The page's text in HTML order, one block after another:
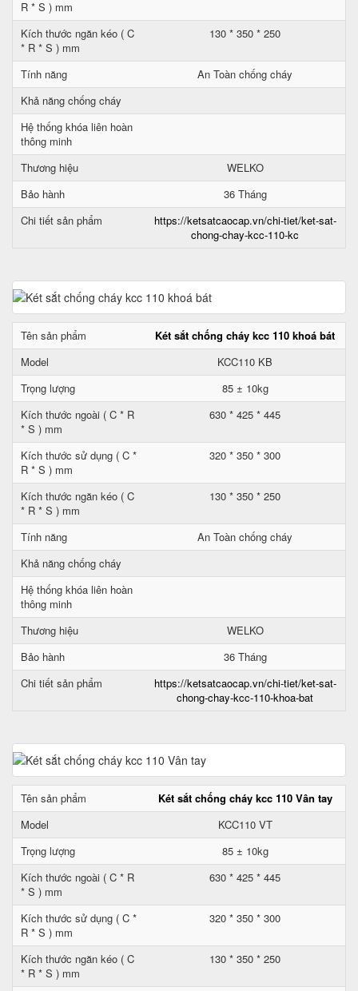
R * S ) mm
Kích thước ngăn kéo ( C
* R * S ) mm
130 * 350 * 250
Tính năng
An Toàn chống cháy
Khả năng chống cháy
Hệ thống khóa liên hoàn
thông minh
Thương hiệu
WELKO
Bảo hành
36 Tháng
Chi tiết sản phẩm
https://ketsatcaocap.vn/chi-tiet/ket-sat-
chong-chay-kcc-110-kc
Tên sản phẩm
Két sắt chống cháy kcc 110 khoá bát
Model
KCC110 KB
Trọng lượng
85 ± 10kg
Kích thước ngoài ( C * R
* S ) mm
630 * 425 * 445
Kích thước sử dụng ( C *
R * S ) mm
320 * 350 * 300
Kích thước ngăn kéo ( C
* R * S ) mm
130 * 350 * 250
Tính năng
An Toàn chống cháy
Khả năng chống cháy
Hệ thống khóa liên hoàn
thông minh
Thương hiệu
WELKO
Bảo hành
36 Tháng
Chi tiết sản phẩm
https://ketsatcaocap.vn/chi-tiet/ket-sat-
chong-chay-kcc-110-khoa-bat
Tên sản phẩm
Két sắt chống cháy kcc 110 Vân tay
Model
KCC110 VT
Trọng lượng
85 ± 10kg
Kích thước ngoài ( C * R
* S ) mm
630 * 425 * 445
Kích thước sử dụng ( C *
R * S ) mm
320 * 350 * 300
Kích thước ngăn kéo ( C
* R * S ) mm
130 * 350 * 250